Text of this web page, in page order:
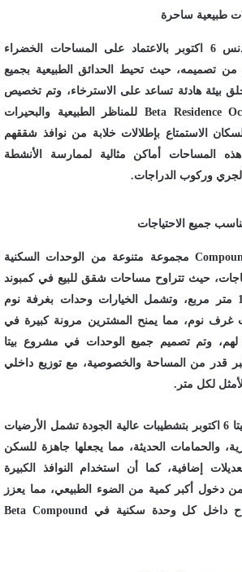
طبيعية ساحرة
يتميز كمبوند بيتا ريزيدنس 6 اكتوبر بالاعتماد على المساحات الخضراء
تصميمه، حيث تحيط الحدائق الطبيعية بجميع
بيئة هادئة تساعد على الاسترخاء، وتم تخصيص
نسبة كبيرة من Beta Residence October للمناظر الطبيعية والبحيرات
الاستمتاع بإطلالات خلابة من نوافذ شققهم
المساحات أماكن مثالية لممارسة الأنشطة
وركوب الدراجات.
جميع الاحتياجات
يقدم Compound Beta October مجموعة متنوعة من الوحدات السكنية
حيث تتراوح مساحات شقق للبيع في كمبوند
بيتا اكتوبر بين 90 و175 متر مربع، وتشمل الخيارات وحدات بغرفة نوم
غرف نوم، مما يمنح المشترين مرونة كبيرة في
لهم، وتم تصميم جميع الوحدات في مشروع بيتا
قدر من المساحة والخصوصية، مع توزيع داخلي
لكل متر.
تم تزويد شقق كمبوند بيتا 6 اكتوبر بتشطيبات عالية الجودة تشمل الأرضيات
والحمامات الحديثة، مما يجعلها جاهزة للسكن
إضافية، كما أن استخدام النوافذ الكبيرة
دخول أكبر كمية من الضوء الطبيعي، مما يعزز
الشعور بالراحة والانفتاح داخل كل وحدة سكنية في Beta Compound